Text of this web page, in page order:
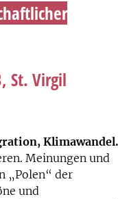
St. Virgil
Klimawandel.
Meinungen und
„Polen“ der
und